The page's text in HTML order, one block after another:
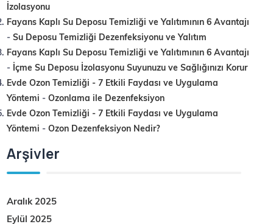
İzolasyonu
Fayans Kaplı Su Deposu Temizliği ve Yalıtımının 6 Avantajı
-Su Deposu Temizliği Dezenfeksiyonu ve Yalıtım
Fayans Kaplı Su Deposu Temizliği ve Yalıtımının 6 Avantajı
- İçme Su Deposu İzolasyonu Suyunuzu ve Sağlığınızı Korur
Evde Ozon Temizliği - 7 Etkili Faydası ve Uygulama
Yöntemi -Ozonlama ile Dezenfeksiyon
Evde Ozon Temizliği - 7 Etkili Faydası ve Uygulama
Yöntemi -Ozon Dezenfeksiyon Nedir?
Arşivler
Aralık 2025
Eylül 2025